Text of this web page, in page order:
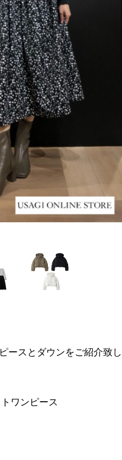
ースとダウンをご紹介致し
ワンピース